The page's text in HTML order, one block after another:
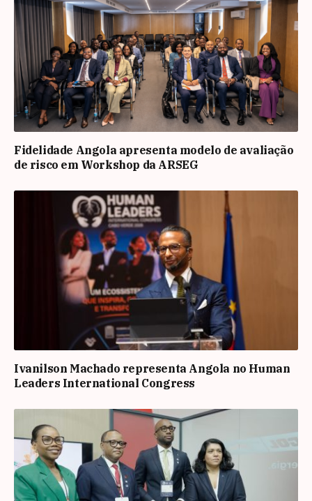
Fidelidade Angola apresenta modelo de avaliação
de risco em Workshop da ARSEG
Ivanilson Machado representa Angola no Human
Leaders International Congress